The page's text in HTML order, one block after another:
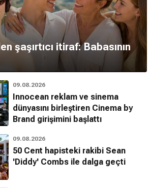
şaşırtıcı itiraf: Babasının
09.08.2026
Innocean reklam ve sinema
dünyasını birleştiren Cinema by
Brand girişimini başlattı
09.08.2026
50 Cent hapisteki rakibi Sean
'Diddy' Combs ile dalga geçti